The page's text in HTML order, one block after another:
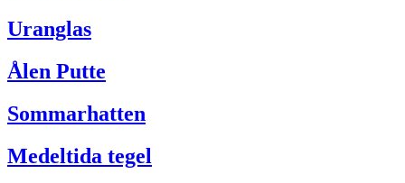
Uranglas
Ålen Putte
Sommarhatten
Medeltida tegel